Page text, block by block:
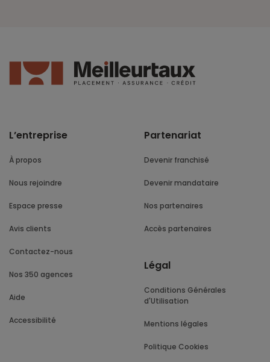
L’entreprise
À propos
Nous rejoindre
Espace presse
Avis clients
Contactez-nous
Nos 350 agences
Aide
Accessibilité
Partenariat
Devenir franchisé
Devenir mandataire
Nos partenaires
Accès partenaires
Légal
Conditions Générales
d'Utilisation
Mentions légales
Politique Cookies